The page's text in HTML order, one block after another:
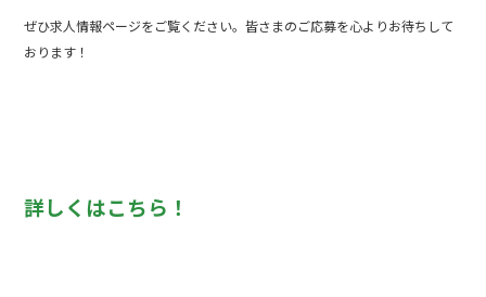
ぜひ求人情報ページをご覧ください。皆さまのご応募を心よりお待ちして
おります！
詳しくはこちら！